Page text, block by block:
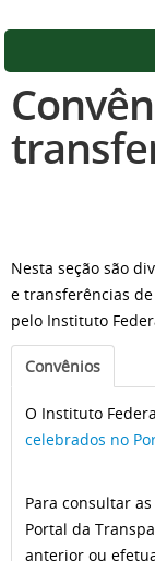
Nesta seção são
e transferências
pelo Instituto
Convênios
O Instituto
celebrados no
Para consultar
Portal da
anterior ou